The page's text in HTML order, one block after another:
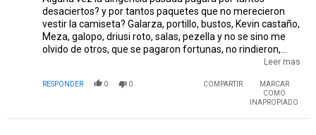
desaciertos? y por tantos paquetes que no merecieron
vestir la camiseta? Galarza, portillo, bustos, Kevin castaño,
Meza, galopo, driusi roto, salas, pezella y no se sino me
olvido de otros, que se pagaron fortunas, no rindieron,
dejarán menos plata por sus ventas y hundieron al club
pareció que no era conveniente poner el dinero por este
moreno. No se entiende, que alguien me lo explique.
Leer mas
RESPONDER 0 0 COMPARTIR
MARCAR
COMO
INAPROPIADO